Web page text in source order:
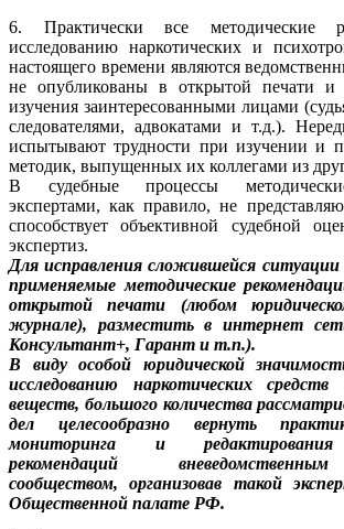
6. Практически все методические
исследованию наркотических и
настоящего времени являются
не опубликованы в открытой печати
изучения заинтересованными лицами
следователями, адвокатами и т.д.).
испытывают трудности при изучении и
методик, выпущенных их коллегами из
В судебные процессы
экспертами, как правило, не
способствует объективной судебной
экспертиз.
Для исправления сложившейся ситуации
применяемые методические
открытой печати (любом
журнале), разместить в интернет
Консультант+, Гарант и т.п.).
В виду особой юридической
исследованию наркотических
веществ, большого количества
дел целесообразно вернуть
мониторинга и редактирования
рекомендаций
сообществом, организовав такой
Общественной палате РФ.